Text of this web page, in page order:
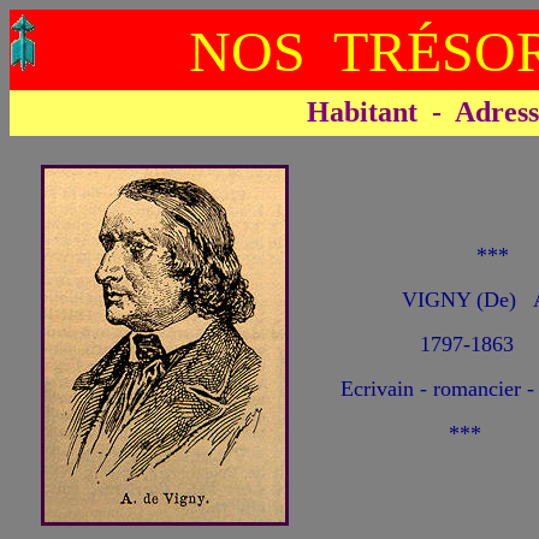
NOS
Habitant -
VIGNY (De)
1797-1863
Ecrivain - romancier -
***